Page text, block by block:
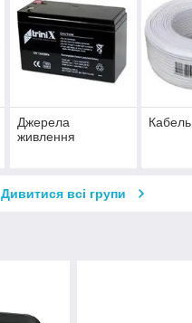
Джерела
живлення
Кабель
Дивитися всі групи